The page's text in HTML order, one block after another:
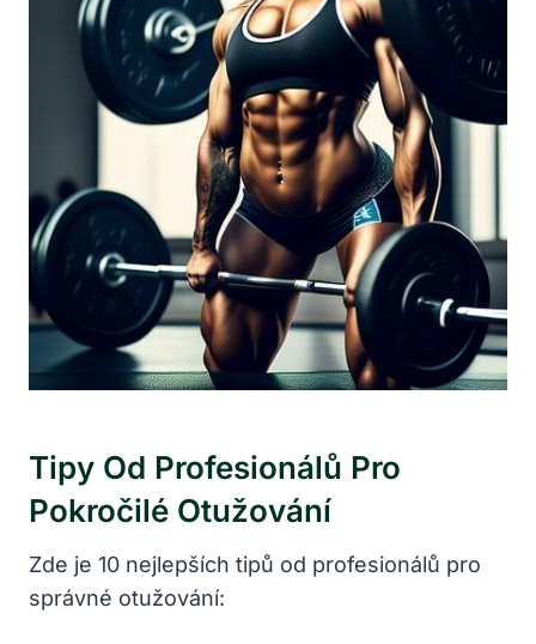
Tipy Od Profesionálů Pro
Pokročilé Otužování
Zde je 10 nejlepších tipů od profesionálů pro
správné otužování: